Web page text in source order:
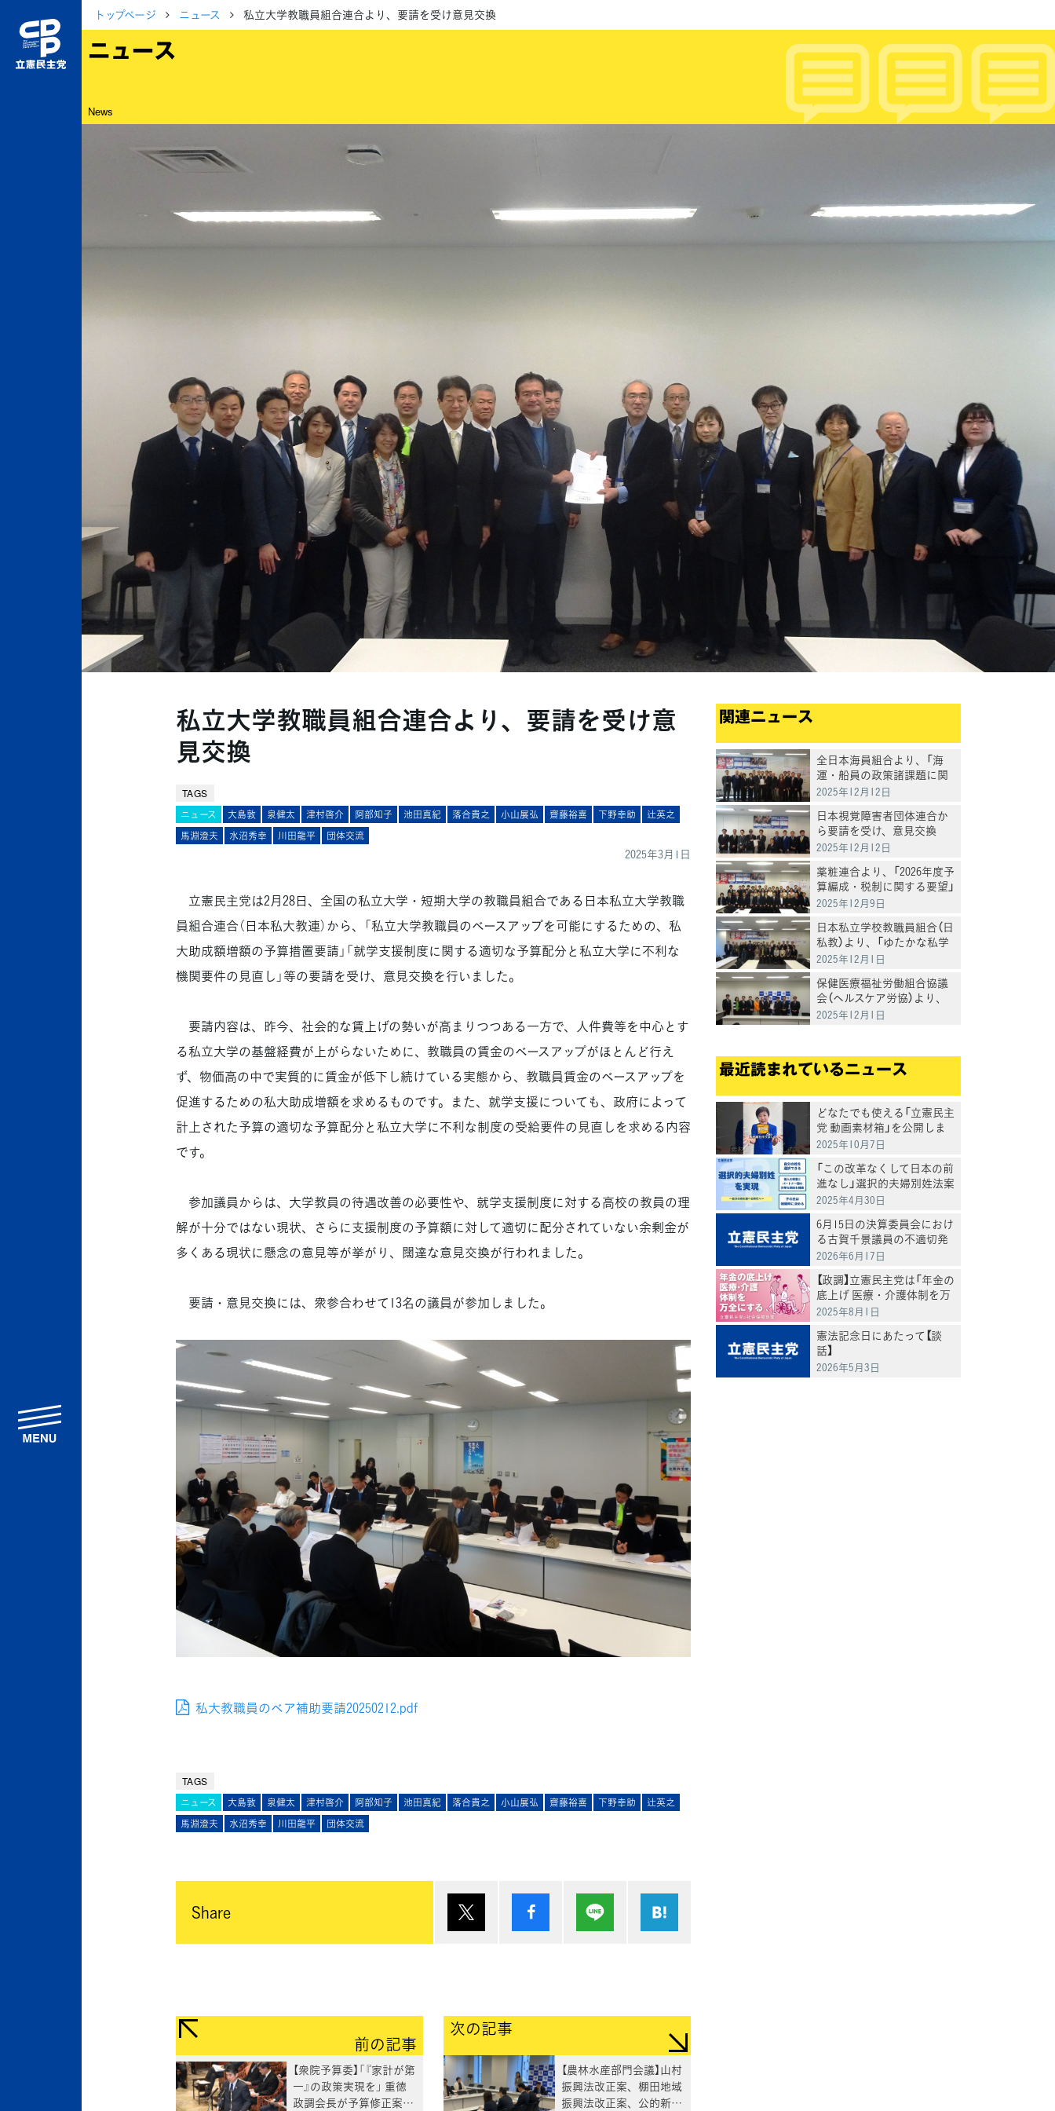
トップページ ニュース 私立大学教職員組合連合より、要請を受け意見交換
ニュース
News
私立大学教職員組合連合より、要請を受け意
見交換
TAGS
ニュース 大島敦 泉健太 津村啓介 阿部知子 池田真紀 落合貴之 小山展弘 齋藤裕喜 下野幸助
辻英之
馬淵澄夫
水沼秀幸 川田龍平 団体交流
2025年3月1日
立憲民主党は2月28日、全国の私立大学・短期大学の教職員組合である日本私立大学教職
員組合連合（日本私大教連）から、「私立大学教職員のベースアップを可能にするための、私
大助成額増額の予算措置要請」「就学支援制度に関する適切な予算配分と私立大学に不利な
機関要件の見直し」等の要請を受け、意見交換を行いました。
要請内容は、昨今、社会的な賃上げの勢いが高まりつつある一方で、人件費等を中心とす
る私立大学の基盤経費が上がらないために、教職員の賃金のベースアップがほとんど行え
ず、物価高の中で実質的に賃金が低下し続けている実態から、教職員賃金のベースアップを
促進するための私大助成増額を求めるものです。また、就学支援についても、政府によって
計上された予算の適切な予算配分と私立大学に不利な制度の受給要件の見直しを求める内容
です。
参加議員からは、大学教員の待遇改善の必要性や、就学支援制度に対する高校の教員の理
解が十分ではない現状、さらに支援制度の予算額に対して適切に配分されていない余剰金が
多くある現状に懸念の意見等が挙がり、闊達な意見交換が行われました。
要請・意見交換には、衆参合わせて13名の議員が参加しました。
私大教職員のベア補助要請20250212.pdf
TAGS
ニュース 大島敦 泉健太 津村啓介 阿部知子 池田真紀 落合貴之 小山展弘 齋藤裕喜 下野幸助
辻英之
馬淵澄夫
水沼秀幸 川田龍平 団体交流
Share シェア Lineで送る
前の記事
【衆院予算委】「『家計が第
一』の政策実現を」 重徳
政調会長が予算修正案を
次の記事
【農林水産部門会議】山村
振興法改正案、棚田地域
振興法改正案、公的新品
関連ニュース
全日本海員組合より、「海
運・船員の政策諸課題に関
する申し入れ」を受け、意見
2025年12月12日
日本視覚障害者団体連合か
ら要請を受け、意見交換
2025年12月12日
薬粧連合より、「2026年度予
算編成・税制に関する要望」
を受け、意見交換
2025年12月9日
日本私立学校教職員組合（日
私教）より、「ゆたかな私学
教育を求める私学助成に関
2025年12月1日
保健医療福祉労働組合協議
会（ヘルスケア労協）より、
「2026年度診療報酬改定等に
2025年12月1日
最近読まれているニュース
どなたでも使える「立憲民主
党 動画素材箱」を公開しま
した
2025年10月7日
「この改革なくして日本の前
進なし」選択的夫婦別姓法案
を提出
2025年4月30日
6月15日の決算委員会におけ
る古賀千景議員の不適切発
言と処分について
2026年6月17日
【政調】立憲民主党は「年金の
底上げ 医療・介護体制を万
全にする」
2025年8月1日
憲法記念日にあたって【談
話】
2026年5月3日